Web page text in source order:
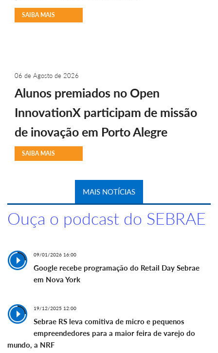
SAIBA MAIS
06 de Agosto de 2026
Alunos premiados no Open
InnovationX participam de missão
de inovação em Porto Alegre
SAIBA MAIS
MAIS NOTÍCIAS
Ouça o podcast do SEBRAE
09/01/2026 16:00
Google recebe programação do Retail Day Sebrae
em Nova York
19/12/2025 12:00
Sebrae RS leva comitiva de micro e pequenos
empreendedores para a maior feira de varejo do
mundo, a NRF